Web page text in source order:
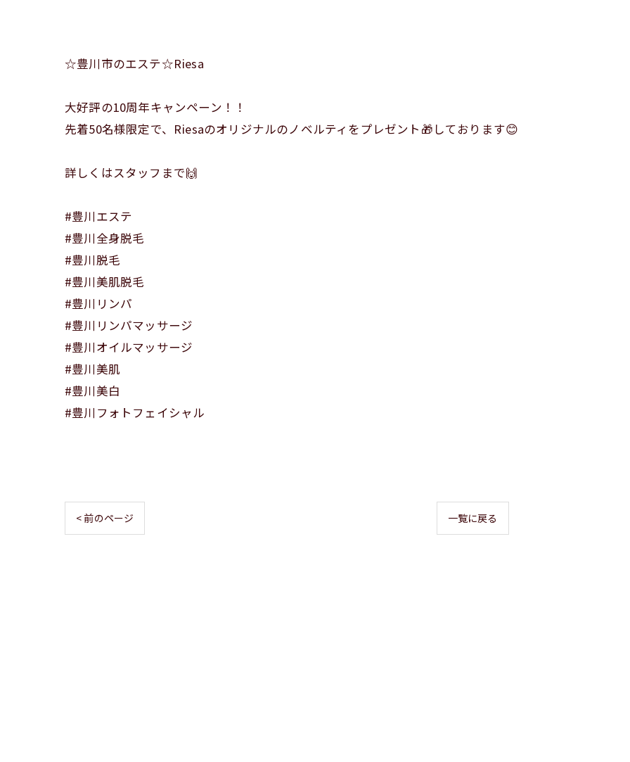
☆豊川市のエステ☆Riesa
大好評の10周年キャンペーン！！
先着50名様限定で、Riesaのオリジナルのノベルティをプレゼント🎁しております😊
詳しくはスタッフまで🙌
#豊川エステ
#豊川全身脱毛
#豊川脱毛
#豊川美肌脱毛
#豊川リンパ
#豊川リンパマッサージ
#豊川オイルマッサージ
#豊川美肌
#豊川美白
#豊川フォトフェイシャル
< 前のページ 一覧に戻る